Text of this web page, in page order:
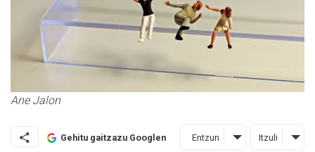
Ane Jalon
Gehitu gaitzazu Googlen Entzun Itzuli